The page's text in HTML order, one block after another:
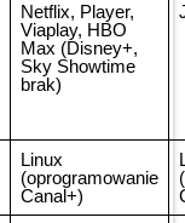
Netflix, Player,
Viaplay, HBO
Max (Disney+,
Sky Showtime
brak)
Linux
(oprogramowanie
Canal+)